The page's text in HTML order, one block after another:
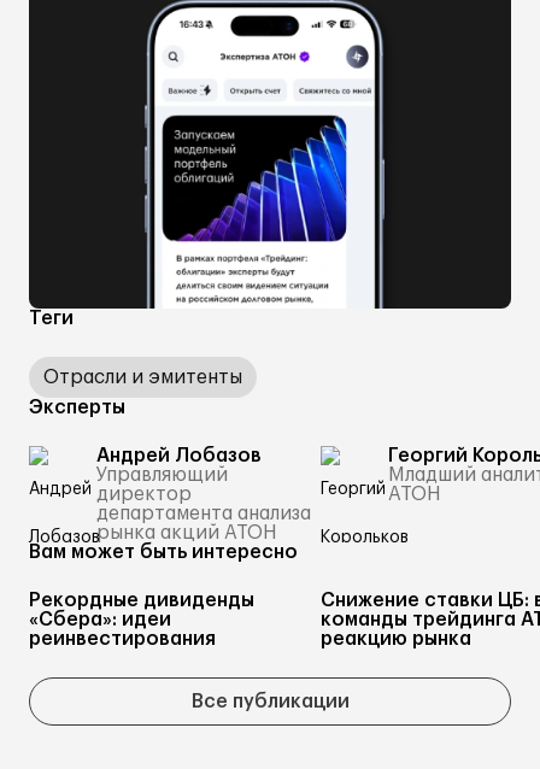
Теги
Отрасли и эмитенты
Эксперты
Андрей Лобазов
Управляющий
директор
департамента анализа
рынка акций АТОН
Георгий
Младший
АТОН
Вам может быть интересно
Рекордные дивиденды
«Сбера»: идеи
реинвестирования
Снижение ставки ЦБ:
команды трейдинга
реакцию рынка
Все публикации